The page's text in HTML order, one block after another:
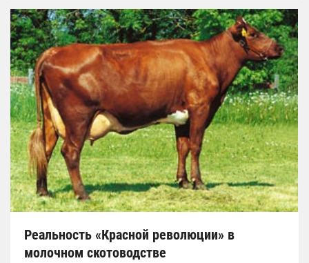
Реальность «Красной революции» в
молочном скотоводстве